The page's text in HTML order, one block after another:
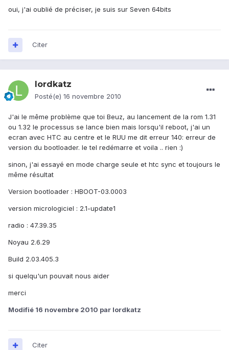
oui, j'ai oublié de préciser, je suis sur Seven 64bits
Citer
lordkatz
Posté(e) 16 novembre 2010
J'ai le même problème que toi Beuz, au lancement de la rom 1.31
ou 1.32 le processus se lance bien mais lorsqu'il reboot, j'ai un
ecran avec HTC au centre et le RUU me dit erreur 140: erreur de
version du bootloader. le tel redémarre et voila .. rien :)
sinon, j'ai essayé en mode charge seule et htc sync et toujours le
même résultat
Version bootloader : HBOOT-03.0003
version micrologiciel : 2.1-update1
radio : 47.39.35
Noyau 2.6.29
Build 2.03.405.3
si quelqu'un pouvait nous aider
merci
Modifié 16 novembre 2010 par lordkatz
Citer